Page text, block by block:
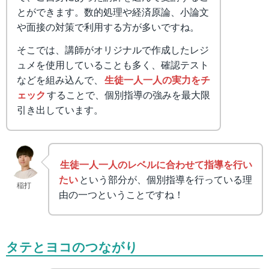
とができます。数的処理や経済原論、小論文
や面接の対策で利用する方が多いですね。
そこでは、講師がオリジナルで作成したレジ
ュメを使用していることも多く、確認テスト
などを組み込んで、 生徒一人一人の実力をチ
ェックすることで、個別指導の強みを最大限
引き出しています。
稲打
生徒一人一人のレベルに合わせて指導を行い
たいという部分が、個別指導を行っている理
由の一つということですね！
タテとヨコのつながり